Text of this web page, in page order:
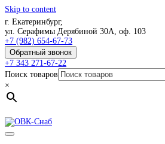
Skip to content
г. Екатеринбург,
ул. Серафимы Дерябиной 30А, оф. 103
+7 (982) 654-67-73
Обратный звонок
+7 343 271-67-22
Поиск товаров
×